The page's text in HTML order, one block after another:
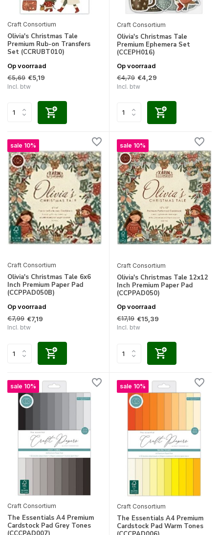
Craft Consortium
Olivia's Christmas Tale
Premium Rub-on Transfers
Set (CCRUBT010)
Op voorraad
€5,69 €5,19
Incl. btw
Craft Consortium
Olivia's Christmas Tale
Premium Ephemera Set
(CCEPH016)
Op voorraad
€4,79 €4,29
Incl. btw
sale 10%
Craft Consortium
Olivia's Christmas Tale 6x6
Inch Premium Paper Pad
(CCPPAD050B)
Op voorraad
€7,99 €7,19
Incl. btw
sale 10%
Craft Consortium
Olivia's Christmas Tale 12x12
Inch Premium Paper Pad
(CCPPAD050)
Op voorraad
€17,19 €15,39
Incl. btw
sale 10%
Craft Consortium
The Essentials A4 Premium
Cardstock Pad Grey Tones
sale 10%
Craft Consortium
The Essentials A4 Premium
Cardstock Pad Warm Tones